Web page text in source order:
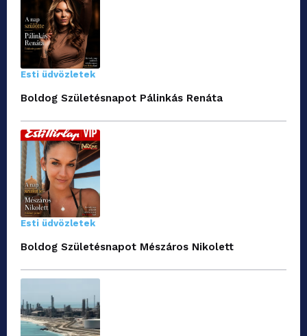
Esti üdvözletek
Boldog Születésnapot Pálinkás Renáta
Esti üdvözletek
Boldog Születésnapot Mészáros Nikolett